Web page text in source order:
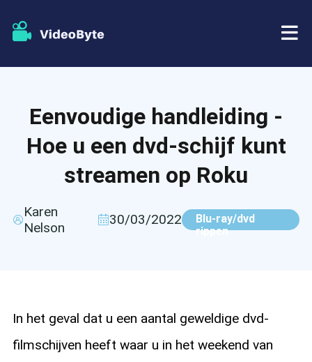
Winkel
Eenvoudige handleiding -
Hoe u een dvd-schijf kunt
streamen op Roku
Karen
Nelson
30/03/2022
Blu-ray/dvd
rippen
In het geval dat u een aantal geweldige dvd-
filmschijven heeft waar u in het weekend van